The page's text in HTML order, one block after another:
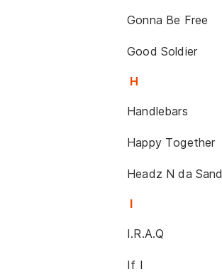
Gonna Be Free
Good Soldier
H
Handlebars
Happy Together
Headz N da Sand
I
I.R.A.Q
If I